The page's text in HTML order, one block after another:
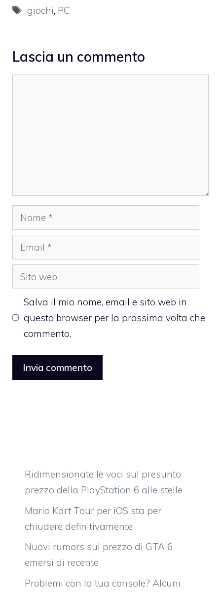
Tag
giochi, PC
Lascia un commento
Nome
Email
Sito
web
Salva il mio nome, email e sito web in
questo browser per la prossima volta che
commento.
Ridimensionate le voci sul presunto
prezzo della PlayStation 6 alle stelle
Mario Kart Tour per iOS sta per
chiudere definitivamente
Nuovi rumors sul prezzo di GTA 6
emersi di recente
Problemi con la tua console? Alcuni